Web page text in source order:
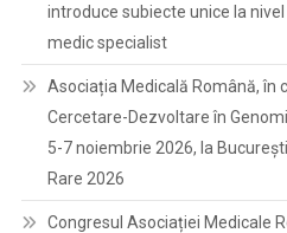
introduce subiecte unice la
medic specialist
Asociația Medicală Română, în
Cercetare-Dezvoltare în
5-7 noiembrie 2026, la
Rare 2026
Congresul Asociației Medicale